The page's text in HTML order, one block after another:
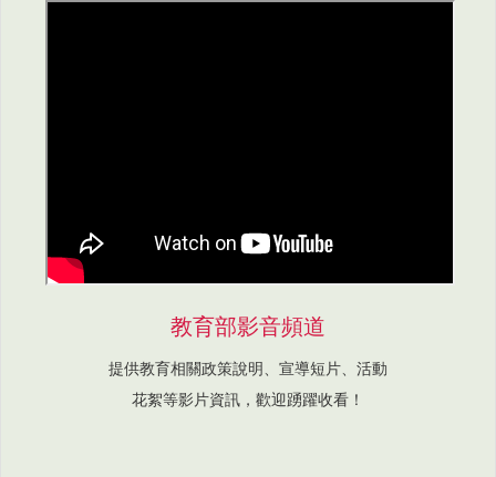
教育部影音頻道
提供教育相關政策說明、宣導短片、活動
花絮等影片資訊，歡迎踴躍收看！